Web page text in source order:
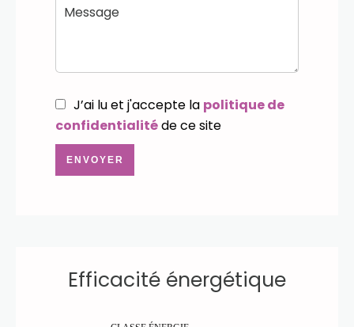
J’ai lu et j'accepte la politique de
confidentialitéde ce site
ENVOYER
Efficacité énergétique